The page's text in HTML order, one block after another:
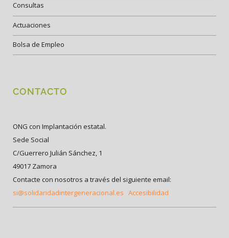
Consultas
Actuaciones
Bolsa de Empleo
CONTACTO
ONG con Implantación estatal.
Sede Social
C/Guerrero Julián Sánchez, 1
49017 Zamora
Contacte con nosotros a través del siguiente email:
si@solidaridadintergeneracional.es Accesibilidad